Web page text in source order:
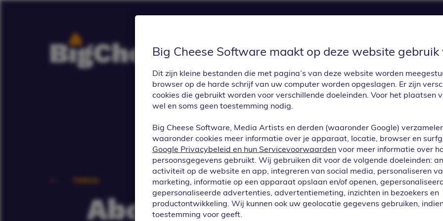
UPDATES PRIJZEN APP CENTER
TERUG
Abonnementsmodule:
Big Cheese Software maakt op deze website gebruik
Dit zijn kleine bestanden die met pagina’s van deze website worden
browser op de harde schrijf van uw computer worden opgeslagen. Er zijn
cookies die gebruikt worden voor verschillende doeleinden. Voor het plaatsen
wel en soms geen toestemming nodig.
Big Cheese Software, Media Artists en derden (waaronder Google)
waaronder cookies meer informatie over je apparaat, locatie, browser en
Google Privacybeleid en hun Servicevoorwaarden voor meer informatie over
persoonsgegevens gebruikt. Wij gebruiken dit voor de volgende doeleinden:
activiteit op de website en app, integreren van social media, personaliseren
marketing, informatie op een apparaat opslaan en/of openen,
gepersonaliseerde advertenties, advertentiemeting, inzichten in bezoekers en
productontwikkeling. Wij kunnen ook uw geolocatie gegevens gebruiken,
toestemming voor geeft.